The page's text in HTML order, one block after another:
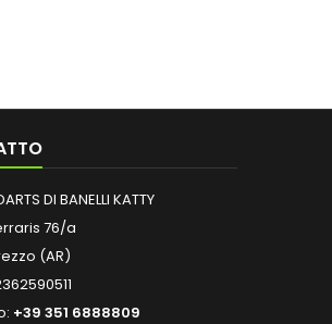
DI BANELLI KATTY
76/a
(AR)
+39 351 6888809